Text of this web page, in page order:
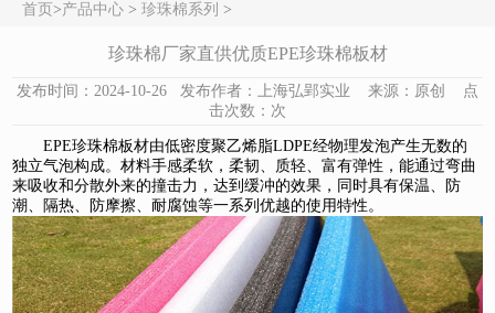
首页 >产品中心 > 珍珠棉系列 >
珍珠棉厂家直供优质EPE珍珠棉板材
发布时间：2024-10-26 发布作者：上海弘郢实业 来源：原创 点
击次数： 次
EPE珍珠棉板材由低密度聚乙烯脂LDPE经物理发泡产生无数的
独立气泡构成。材料手感柔软，柔韧、质轻、富有弹性，能通过弯曲
来吸收和分散外来的撞击力，达到缓冲的效果，同时具有保温、防
潮、隔热、防摩擦、耐腐蚀等一系列优越的使用特性。